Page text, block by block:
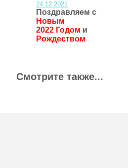
24.12.2021
Поздравляем с
Новым
2022 Годом и
Рождеством
Смотрите также...